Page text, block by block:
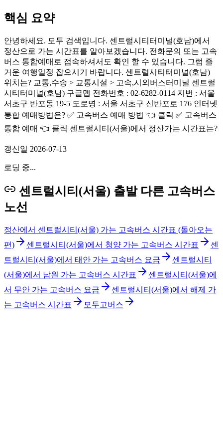
핵심 요약
안녕하세요. 모두 검색입니다. 센트럴시티터미널(호남)에서
정산으로 가는 시간표를 알아보겠습니다. 전화문의 또는 고속
버스 통합예매로 접속하셔서도 확인 할 수 있습니다. 그럼 즐
거운 여행일정 잡으시기 바랍니다. 센트럴시티터미널(호남)
위치는? 교통,수송 > 교통시설 > 고속,시외버스터미널 센트럴
시티터미널(호남) 구글맵 전화번호 : 02-6282-0114 지번 : 서울
서초구 반포동 19-5 도로명 : 서울 서초구 신반포로 176 인터넷
통합 예매방법은? ✅ 고속버스 예매 방법 👈 클릭 ✅ 고속버스
통합 예매 👈 클릭 센트럴시티(서울)에서 정산가는 시간표는?
갱신일 2026-07-13
로딩 중...
센트럴시티(서울) 출발 다른 고속버스
노선
정산에서 센트럴시티(서울) 가는 고속버스 시간표 (돌아오는
편)
센트럴시티(서울)에서 청양 가는 고속버스 시간표
센
트럴시티(서울)에서 태안 가는 고속버스 요금
센트럴시티
(서울)에서 남원 가는 고속버스 시간표
센트럴시티(서울)에
서 무안 가는 고속버스 요금
센트럴시티(서울)에서 해제 가
는 고속버스 시간표
모두고버스